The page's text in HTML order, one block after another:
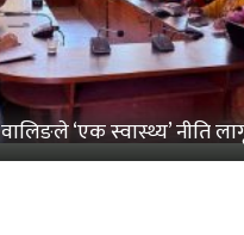
वालिङले ‘एक स्वास्थ्य’ नीति